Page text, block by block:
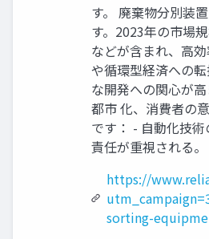
す。 廃棄物分別装
す。2023年の市場
などが含まれ、高
や循環型経済への
な開発への関心が
都市 化、消費者の
です： - 自動化技
責任が重視される。
https://
sorting-